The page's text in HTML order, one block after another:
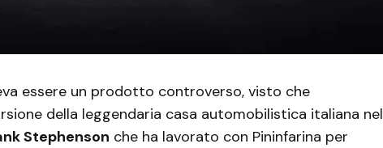
essere un prodotto controverso, visto che
della leggendaria casa automobilistica italiana nel
Stephenson che ha lavorato con Pininfarina per